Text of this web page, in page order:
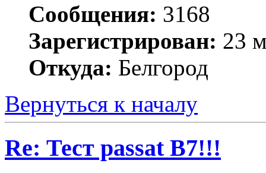
Сообщения: 3168
Зарегистрирован: 23
Откуда: Белгород
Вернуться к началу
Re: Тест passat B7!!!